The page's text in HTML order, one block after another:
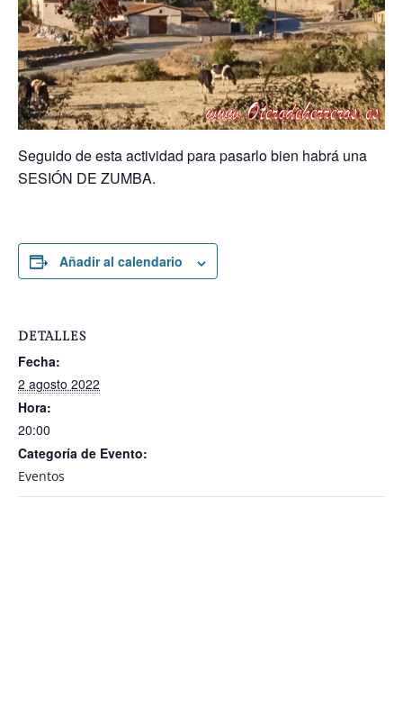
Seguido de esta actividad para pasarlo bien habrá una
SESIÓN DE ZUMBA.
Añadir al calendario
DETALLES
Fecha:
2 agosto 2022
Hora:
20:00
Categoría de Evento:
Eventos